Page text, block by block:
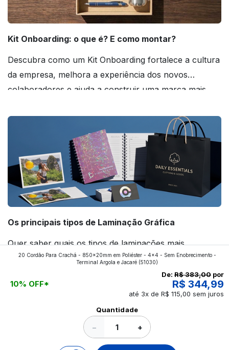
Kit Onboarding: o que é? E como montar?
Descubra como um Kit Onboarding fortalece a cultura
da empresa, melhora a experiência dos novos
colaboradores e ajuda a construir uma marca mais
Os principais tipos de Laminação Gráfica
Quer saber quais os tipos de laminações mais
aplicados nos impressos da gráfica FuturaIM? Então,
continue a leitura que vamos revelar para você!
20 Cordão Para Crachá - 850x20mm em Poliéster - 4x4 - Sem Enobrecimento -
Terminal Argola e Jacaré (51030)
10% OFF*
De: R$ 383,00 por
R$ 344,99
até 3x de R$ 115,00 sem juros
Quantidade
− +